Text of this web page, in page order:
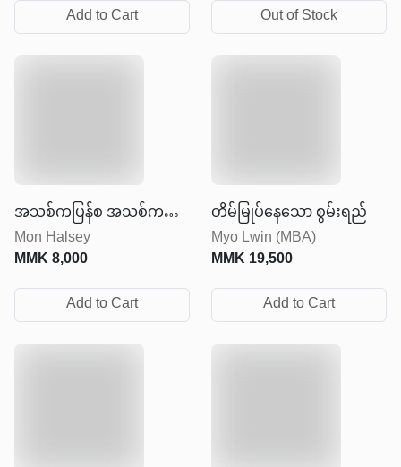
Add to Cart
Out of Stock
အသစ်ကပြန်စ အသစ်ကပြန်
လုပ်
Mon Halsey
MMK8,000
Add to Cart
တိမ်မြုပ်နေသော စွမ်းရည်
Myo Lwin (MBA)
MMK19,500
Add to Cart